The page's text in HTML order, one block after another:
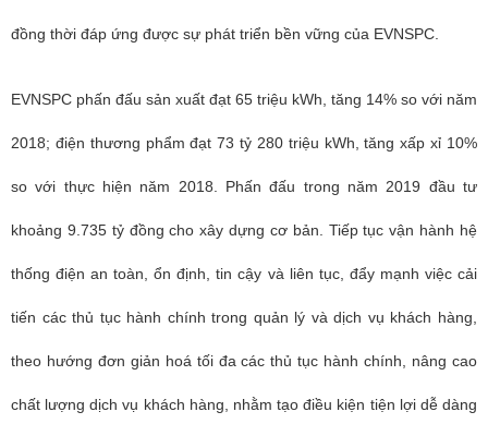
đồng thời đáp ứng được sự phát triển bền vững của EVNSPC.
EVNSPC phấn đấu sản xuất đạt 65 triệu kWh, tăng 14% so với năm
2018; điện thương phẩm đạt 73 tỷ 280 triệu kWh, tăng xấp xỉ 10%
so với thực hiện năm 2018. Phấn đấu trong năm 2019 đầu tư
khoảng 9.735 tỷ đồng cho xây dựng cơ bản. Tiếp tục vận hành hệ
thống điện an toàn, ổn định, tin cậy và liên tục, đẩy mạnh việc cải
tiến các thủ tục hành chính trong quản lý và dịch vụ khách hàng,
theo hướng đơn giản hoá tối đa các thủ tục hành chính, nâng cao
chất lượng dịch vụ khách hàng, nhằm tạo điều kiện tiện lợi dễ dàng